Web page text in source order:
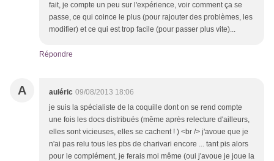
fait, je compte un peu sur l'expérience, voir comment ça se
passe, ce qui coince le plus (pour rajouter des problèmes, les
modifier) et ce qui est trop facile (pour passer plus vite)...
Répondre
A auléric 09/08/2013 18:06
je suis la spécialiste de la coquille dont on se rend compte
une fois les docs distribués (même après relecture d'ailleurs,
elles sont vicieuses, elles se cachent ! ) <br /> j'avoue que je
n'ai pas relu tous les pbs de charivari encore ... tant pis alors
pour le complément, je ferais moi même (oui j'avoue je joue la